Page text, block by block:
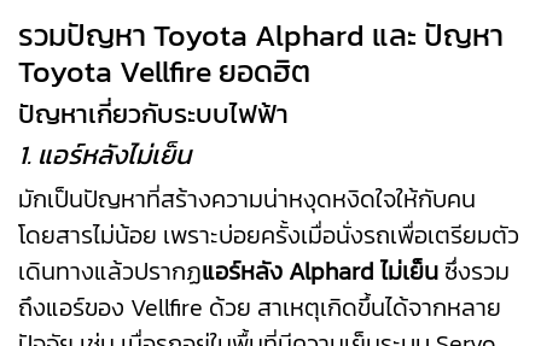
รวมปัญหา Toyota Alphard และ ปัญหา
Toyota Vellfire ยอดฮิต
ปัญหาเกี่ยวกับระบบไฟฟ้า
1. แอร์หลังไม่เย็น
มักเป็นปัญหาที่สร้างความน่าหงุดหงิดใจให้กับคน
โดยสารไม่น้อย เพราะบ่อยครั้งเมื่อนั่งรถเพื่อเตรียมตัว
เดินทางแล้วปรากฏแอร์หลัง Alphard ไม่เย็น ซึ่งรวม
ถึงแอร์ของ Vellfire ด้วย สาเหตุเกิดขึ้นได้จากหลาย